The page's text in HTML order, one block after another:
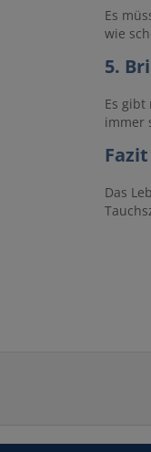
Es
wie
5.
Es gibt
immer
Fazit
Das